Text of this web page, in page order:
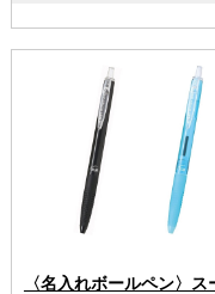
〈名入れボールペン〉ス